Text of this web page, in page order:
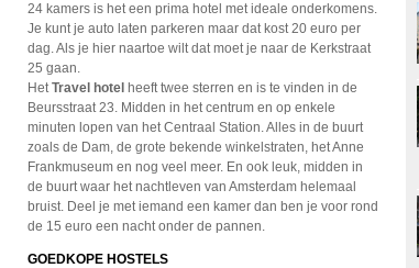
24 kamers is het een prima hotel met ideale onderkomens.
Je kunt je auto laten parkeren maar dat kost 20 euro per
dag. Als je hier naartoe wilt dat moet je naar de Kerkstraat
25 gaan.
HetTravel hotel heeft twee sterren en is te vinden in de
Beursstraat 23. Midden in het centrum en op enkele
minuten lopen van het Centraal Station. Alles in de buurt
zoals de Dam, de grote bekende winkelstraten, het Anne
Frankmuseum en nog veel meer. En ook leuk, midden in
de buurt waar het nachtleven van Amsterdam helemaal
bruist. Deel je met iemand een kamer dan ben je voor rond
de 15 euro een nacht onder de pannen.
GOEDKOPE HOSTELS